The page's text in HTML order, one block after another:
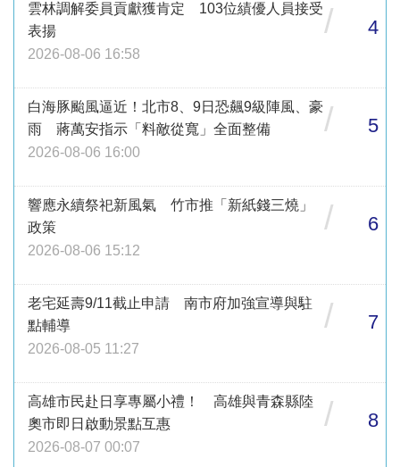
雲林調解委員貢獻獲肯定 103位績優人員接受
表揚
2026-08-06 16:58
/ 4
白海豚颱風逼近！北市8、9日恐飆9級陣風、豪
雨 蔣萬安指示「料敵從寬」全面整備
2026-08-06 16:00
/ 5
響應永續祭祀新風氣 竹市推「新紙錢三燒」
政策
2026-08-06 15:12
/ 6
老宅延壽9/11截止申請 南市府加強宣導與駐
點輔導
2026-08-05 11:27
/ 7
高雄市民赴日享專屬小禮！ 高雄與青森縣陸
奧市即日啟動景點互惠
2026-08-07 00:07
/ 8